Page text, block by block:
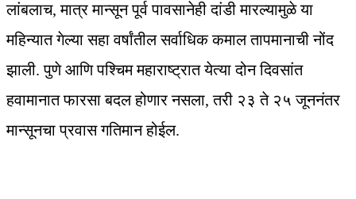
लांबलाच, मात्र मान्सून पूर्व पावसानेही दांडी मारल्यामुळे या
महिन्यात गेल्या सहा वर्षांतील सर्वाधिक कमाल तापमानाची नोंद
झाली. पुणे आणि पश्चिम महाराष्ट्रात येत्या दोन दिवसांत
हवामानात फारसा बदल होणार नसला, तरी २३ ते २५ जूननंतर
मान्सूनचा प्रवास गतिमान होईल.